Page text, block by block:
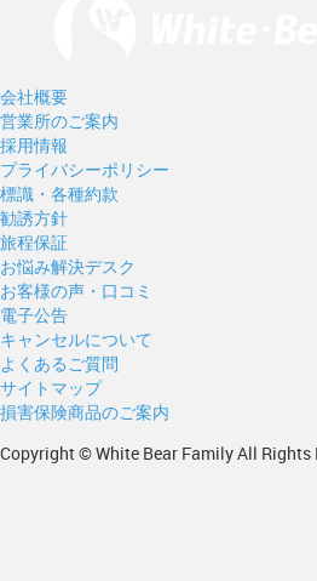
会社概要
営業所のご案内
採用情報
プライバシーポリシー
標識・各種約款
勧誘方針
旅程保証
お悩み解決デスク
お客様の声・口コミ
電子公告
キャンセルについて
よくあるご質問
サイトマップ
損害保険商品のご案内
Copyright © White Bear Family All Rights